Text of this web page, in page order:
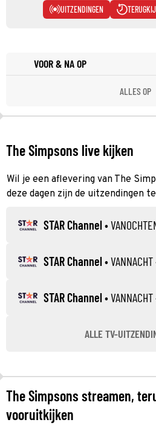
UITZENDINGEN
VOOR & NA OP
ALLES OP
The Simpsons live kijken
Wil je een aflevering van The
deze dagen zijn de uitzendingen
STAR Channel•
STAR Channel•VANNACHT
STAR Channel•VANNACHT
ALLE TV-
The Simpsons streamen,
vooruitkijken